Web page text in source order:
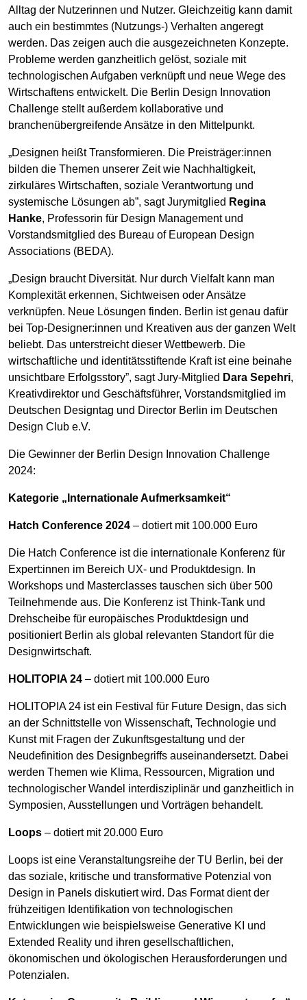
Alltag der Nutzerinnen und Nutzer. Gleichzeitig kann damit
auch ein bestimmtes (Nutzungs-) Verhalten angeregt
werden. Das zeigen auch die ausgezeichneten Konzepte.
Probleme werden ganzheitlich gelöst, soziale mit
technologischen Aufgaben verknüpft und neue Wege des
Wirtschaftens entwickelt. Die Berlin Design Innovation
Challenge stellt außerdem kollaborative und
branchenübergreifende Ansätze in den Mittelpunkt.
„Designen heißt Transformieren. Die Preisträger:innen
bilden die Themen unserer Zeit wie Nachhaltigkeit,
zirkuläres Wirtschaften, soziale Verantwortung und
systemische Lösungen ab”, sagt Jurymitglied Regina
Hanke, Professorin für Design Management und
Vorstandsmitglied des Bureau of European Design
Associations (BEDA).
„Design braucht Diversität. Nur durch Vielfalt kann man
Komplexität erkennen, Sichtweisen oder Ansätze
verknüpfen. Neue Lösungen finden. Berlin ist genau dafür
bei Top-Designer:innen und Kreativen aus der ganzen Welt
beliebt. Das unterstreicht dieser Wettbewerb. Die
wirtschaftliche und identitätsstiftende Kraft ist eine beinahe
unsichtbare Erfolgsstory”, sagt Jury-Mitglied Dara Sepehri,
Kreativdirektor und Geschäftsführer, Vorstandsmitglied im
Deutschen Designtag und Director Berlin im Deutschen
Design Club e.V.
Die Gewinner der Berlin Design Innovation Challenge
2024:
Kategorie „Internationale Aufmerksamkeit“
Hatch Conference 2024 – dotiert mit 100.000 Euro
Die Hatch Conference ist die internationale Konferenz für
Expert:innen im Bereich UX- und Produktdesign. In
Workshops und Masterclasses tauschen sich über 500
Teilnehmende aus. Die Konferenz ist Think-Tank und
Drehscheibe für europäisches Produktdesign und
positioniert Berlin als global relevanten Standort für die
Designwirtschaft.
HOLITOPIA 24 – dotiert mit 100.000 Euro
HOLITOPIA 24 ist ein Festival für Future Design, das sich
an der Schnittstelle von Wissenschaft, Technologie und
Kunst mit Fragen der Zukunftsgestaltung und der
Neudefinition des Designbegriffs auseinandersetzt. Dabei
werden Themen wie Klima, Ressourcen, Migration und
technologischer Wandel interdisziplinär und ganzheitlich in
Symposien, Ausstellungen und Vorträgen behandelt.
Loops – dotiert mit 20.000 Euro
Loops ist eine Veranstaltungsreihe der TU Berlin, bei der
das soziale, kritische und transformative Potenzial von
Design in Panels diskutiert wird. Das Format dient der
frühzeitigen Identifikation von technologischen
Entwicklungen wie beispielsweise Generative KI und
Extended Reality und ihren gesellschaftlichen,
ökonomischen und ökologischen Herausforderungen und
Potenzialen.